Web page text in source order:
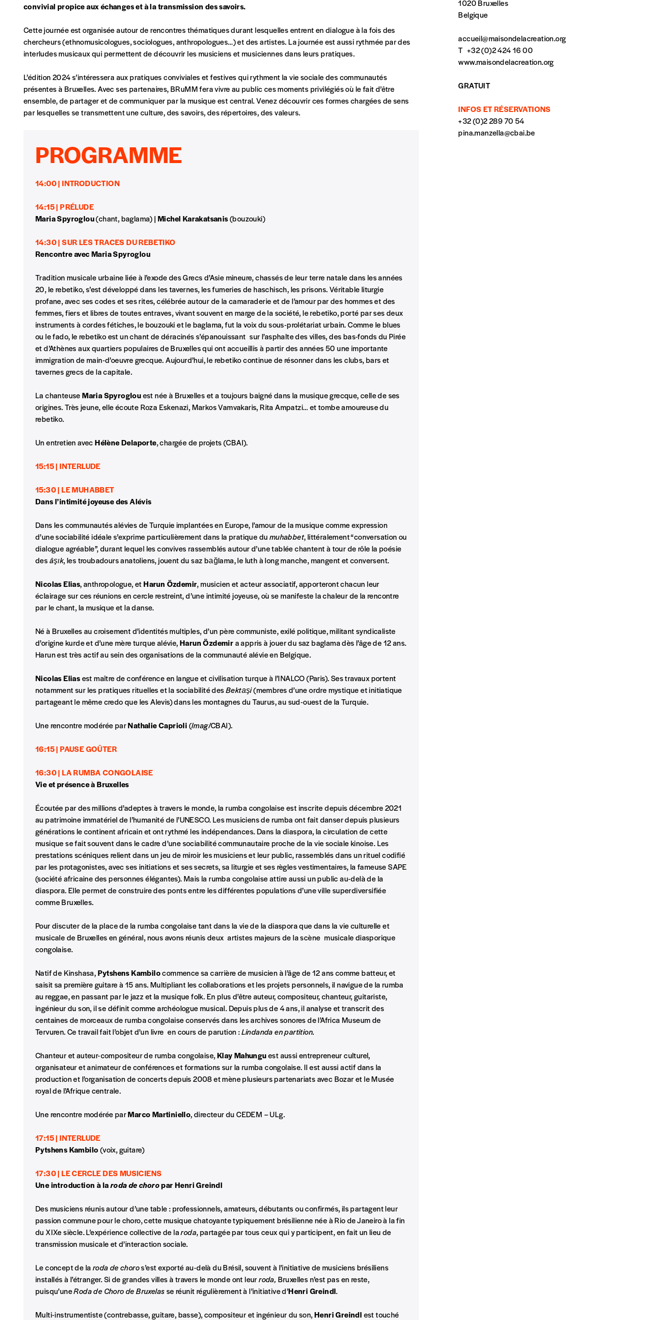
la mention “participation Imag”.
NB: Vous pouvez choisir de participer financièrement à tout moment, même après avoir reçu plusieurs numéros. Ce paiement n’est pas indispensable. Il marque votre volonté de
soutenir nos activités.
NOS FORMULES
Abonnement
1 an = 5 numéros
20€*/an
Format papier (livraison uniquement en Belgique)
Format numérique
Je commande au numéro
Édition papier (livraison en Belgique uniquement)
Édition numérique
AJOUTER
Offre découverte
Je souhaite bénéficier de l’offre découverte
Cadeau
Faites découvrir l'Imagà un·e ami·e et offrez-lui un abonnement ou numéro au choix.
J’offre le(s) numéro(s)
Vos coordonnées
Prénom* Nom*
Téléphone
Rue
Code postal
Pays
n°
Localité
J’ai lu et j’accepte votre politique de confidentialité*
Lire notrepolitique de protection des données personnelles (RGPD)
Ajouter un message (facultatif)
convivial propice aux échanges et à la transmission des savoirs.
Cette journée est organisée autour de rencontres thématiques durant lesquelles entrent en dialogue à la fois des
chercheurs (ethnomusicologues, sociologues, anthropologues…) et des artistes. La journée est aussi rythmée par des
interludes musicaux qui permettent de découvrir les musiciens et musiciennes dans leurs pratiques.
L’édition 2024 s’intéressera aux pratiques conviviales et festives qui rythment la vie sociale des communautés
présentes à Bruxelles. Avec ses partenaires, BRuMM fera vivre au public ces moments privilégiés où le fait d’être
ensemble, de partager et de communiquer par la musique est central. Venez découvrir ces formes chargées de sens
par lesquelles se transmettent une culture, des savoirs, des répertoires, des valeurs.
PROGRAMME
14:00 | INTRODUCTION
14:15 | PRÉLUDE
Maria Spyroglou(chant, baglama) |Michel Karakatsanis(bouzouki)
14:30 | SUR LES TRACES DU REBETIKO
Rencontre avec Maria Spyroglou
Tradition musicale urbaine liée à l’exode des Grecs d’Asie mineure, chassés de leur terre natale dans les années
20, le rebetiko, s’est développé dans les tavernes, les fumeries de haschisch, les prisons. Véritable liturgie
profane, avec ses codes et ses rites, célébrée autour de la camaraderie et de l’amour par des hommes et des
femmes, fiers et libres de toutes entraves, vivant souvent en marge de la société, le rebetiko, porté par ses deux
instruments à cordes fétiches, le bouzouki et le baglama, fut la voix du sous-prolétariat urbain. Comme le blues
ou le fado, le rebetiko est un chant de déracinés s’épanouissant sur l’asphalte des villes, des bas-fonds du Pirée
et d’Athènes aux quartiers populaires de Bruxelles qui ont accueillis à partir des années 50 une importante
immigration de main-d’oeuvre grecque. Aujourd’hui, le rebetiko continue de résonner dans les clubs, bars et
tavernes grecs de la capitale.
La chanteuseMaria Spyroglouest née à Bruxelles et a toujours baigné dans la musique grecque, celle de ses
origines. Très jeune, elle écoute Roza Eskenazi, Markos Vamvakaris, Rita Ampatzi… et tombe amoureuse du
rebetiko.
Un entretien avecHélène Delaporte, chargée de projets (CBAI).
15:15 | INTERLUDE
15:30 | LE MUHABBET
Dans l’intimité joyeuse des Alévis
Dans les communautés alévies de Turquie implantées en Europe, l’amour de la musique comme expression
d’une sociabilité idéale s’exprime particulièrement dans la pratique dumuhabbet, littéralement “conversation ou
dialogue agréable”, durant lequel les convives rassemblés autour d’une tablée chantent à tour de rôle la poésie
desâşık, les troubadours anatoliens, jouent du saz bağlama, le luth à long manche, mangent et conversent.
Nicolas Elias, anthropologue, etHarun Özdemir, musicien et acteur associatif, apporteront chacun leur
éclairage sur ces réunions en cercle restreint, d’une intimité joyeuse, où se manifeste la chaleur de la rencontre
par le chant, la musique et la danse.
Né à Bruxelles au croisement d’identités multiples, d’un père communiste, exilé politique, militant syndicaliste
d’origine kurde et d’une mère turque alévie,Harun Özdemira appris à jouer du saz baglama dès l’âge de 12 ans.
Harun est très actif au sein des organisations de la communauté alévie en Belgique.
Nicolas Eliasest maître de conférence en langue et civilisation turque à l’INALCO (Paris). Ses travaux portent
notamment sur les pratiques rituelles et la sociabilité desBektaşi(membres d’une ordre mystique et initiatique
partageant le même credo que les Alevis) dans les montagnes du Taurus, au sud-ouest de la Turquie.
Une rencontre modérée parNathalie Caprioli(Imag/CBAI).
16:15 | PAUSE GOÛTER
16:30 | LA RUMBA CONGOLAISE
Vie et présence à Bruxelles
Écoutée par des millions d’adeptes à travers le monde, la rumba congolaise est inscrite depuis décembre 2021
au patrimoine immatériel de l’humanité de l’UNESCO. Les musiciens de rumba ont fait danser depuis plusieurs
générations le continent africain et ont rythmé les indépendances. Dans la diaspora, la circulation de cette
musique se fait souvent dans le cadre d’une sociabilité communautaire proche de la vie sociale kinoise. Les
prestations scéniques relient dans un jeu de miroir les musiciens et leur public, rassemblés dans un rituel codifié
par les protagonistes, avec ses initiations et ses secrets, sa liturgie et ses règles vestimentaires, la fameuse SAPE
(société africaine des personnes élégantes). Mais la rumba congolaise attire aussi un public au-delà de la
diaspora. Elle permet de construire des ponts entre les différentes populations d’une ville superdiversifiée
comme Bruxelles.
Pour discuter de la place de la rumba congolaise tant dans la vie de la diaspora que dans la vie culturelle et
musicale de Bruxelles en général, nous avons réunis deux artistes majeurs de la scène musicale diasporique
congolaise.
Natif de Kinshasa,Pytshens Kambilocommence sa carrière de musicien à l’âge de 12 ans comme batteur, et
saisit sa première guitare à 15 ans. Multipliant les collaborations et les projets personnels, il navigue de la rumba
au reggae, en passant par le jazz et la musique folk. En plus d’être auteur, compositeur, chanteur, guitariste,
ingénieur du son, il se définit comme archéologue musical. Depuis plus de 4 ans, il analyse et transcrit des
centaines de morceaux de rumba congolaise conservés dans les archives sonores de l’Africa Museum de
Tervuren. Ce travail fait l’objet d’un livre en cours de parution :Lindanda en partition.
Chanteur et auteur-compositeur de rumba congolaise,Klay Mahunguest aussi entrepreneur culturel,
organisateur et animateur de conférences et formations sur la rumba congolaise. Il est aussi actif dans la
production et l’organisation de concerts depuis 2008 et mène plusieurs partenariats avec Bozar et le Musée
royal de l’Afrique centrale.
Une rencontre modérée parMarco Martiniello, directeur du CEDEM – ULg.
17:15 | INTERLUDE
Pytshens Kambilo(voix, guitare)
17:30 | LE CERCLE DES MUSICIENS
Une introduction à laroda de choropar Henri Greindl
Des musiciens réunis autour d’une table : professionnels, amateurs, débutants ou confirmés, ils partagent leur
passion commune pour le choro, cette musique chatoyante typiquement brésilienne née à Rio de Janeiro à la fin
du XIXe siècle. L’expérience collective de laroda, partagée par tous ceux qui y participent, en fait un lieu de
transmission musicale et d’interaction sociale.
Le concept de la roda de choros’est exporté au-delà du Brésil, souvent à l’initiative de musiciens brésiliens
installés à l’étranger. Si de grandes villes à travers le monde ont leurroda,Bruxelles n’est pas en reste,
puisqu’uneRoda de Choro de Bruxelasse réunit régulièrement à l’initiative d’Henri Greindl.
Multi-instrumentiste (contrebasse, guitare, basse), compositeur et ingénieur du son,Henri Greindlest touché
1020 Bruxelles
Belgique
accueil@maisondelacreation.org
T +32 (0)2 424 16 00
www.maisondelacreation.org
GRATUIT
INFOS ET RÉSERVATIONS
+32 (0)2 289 70 54
pina.manzella@cbai.be